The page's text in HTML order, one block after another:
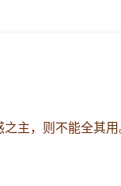
之主，则不能全其用